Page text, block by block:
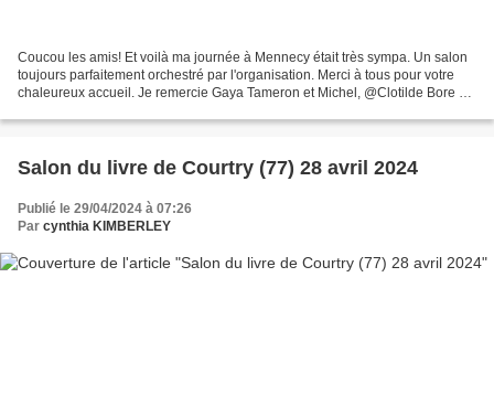
Coucou les amis! Et voilà ma journée à Mennecy était très sympa. Un salon
toujours parfaitement orchestré par l'organisation. Merci à tous pour votre
chaleureux accueil. Je remercie Gaya Tameron et Michel, @Clotilde Bore et
Salon du livre de Courtry (77) 28 avril 2024
Publié le 29/04/2024 à 07:26
Par cynthia KIMBERLEY